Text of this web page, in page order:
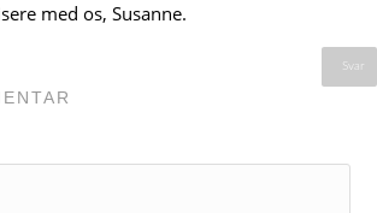
med os, Susanne.
Svar